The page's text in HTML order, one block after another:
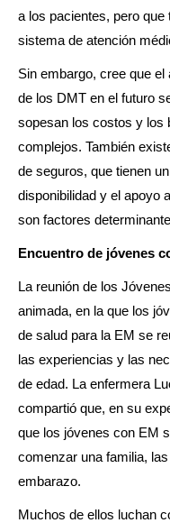
a los pacientes, pero
sistema de atención
Sin embargo, cree que
de los DMT en el futuro
sopesan los costos y los
complejos. También
de seguros, que tienen
disponibilidad y el apoyo
son factores
Encuentro de jóvenes
La reunión de los
animada, en la que los
de salud para la EM se
las experiencias y las
de edad. La enfermera
compartió que, en su
que los jóvenes con EM
comenzar una familia,
embarazo.
Muchos de ellos luchan